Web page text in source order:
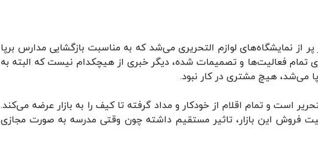
نمایشگاه‌های لوازم التحریری می‌شد که به مناسبت بازگشایی مدارس برپا
تمام فعالیت‌ها و تصمیمات شده، دیگر خبری از هیچکدام نیست که البته به
می‌شد، هیچ مشتری در کار نبود.
است و تمام اقلام از خودکار و مداد گرفته تا کیف را به بازار عرضه می‌کند.
فروش این بازار، تاثیر مستقیم داشته چون وقتی مدرسه به صورت مجازی